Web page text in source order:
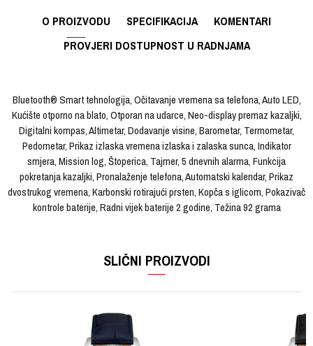
O PROIZVODU SPECIFIKACIJA
KOMENTARI
PROVJERI DOSTUPNOST U RADNJAMA
Bluetooth® Smart tehnologija, Očitavanje vremena sa telefona, Auto LED,
Kućište otporno na blato, Otporan na udarce, Neo-display premaz kazaljki,
Digitalni kompas, Altimetar, Dodavanje visine, Barometar, Termometar,
Pedometar, Prikaz izlaska vremena izlaska i zalaska sunca, Indikator
smjera, Mission log, Štoperica, Tajmer, 5 dnevnih alarma, Funkcija
pokretanja kazaljki, Pronalaženje telefona, Automatski kalendar, Prikaz
dvostrukog vremena, Karbonski rotirajući prsten, Kopča s iglicom, Pokazivač
kontrole baterije, Radni vijek baterije 2 godine, Težina 92 grama
Ručni sat
SLIČNI PROIZVODI